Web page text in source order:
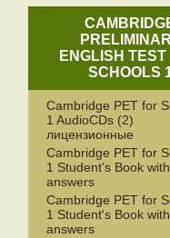
ENGLISH TEST
SCHOOLS
Cambridge PET for
1 AudioCDs (2)
лицензионные
Cambridge PET for
1 Student's Book with
answers
Cambridge PET for
1 Student's Book
answers